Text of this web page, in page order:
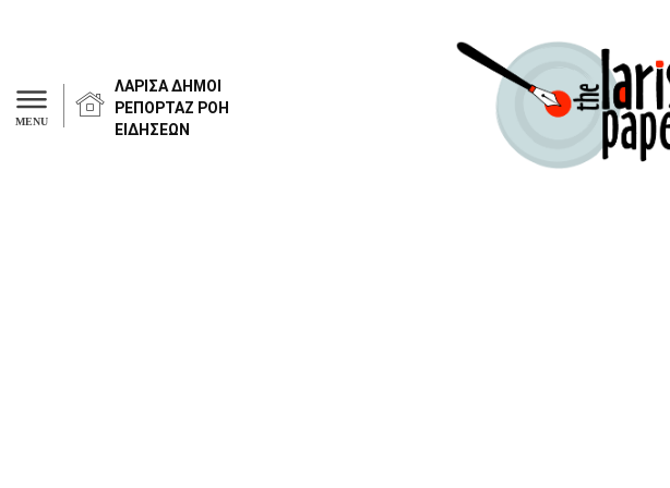
MENU
ΛΑΡΙΣΑ ΔΗΜΟΙ
ΡΕΠΟΡΤΑΖ ΡΟΗ
ΕΙΔΗΣΕΩΝ